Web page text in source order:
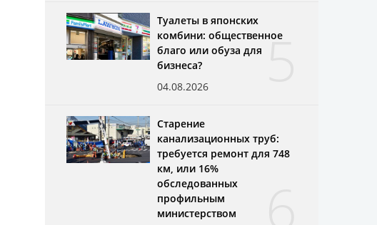
5
Туалеты в японских
комбини: общественное
благо или обуза для
бизнеса?
04.08.2026
Старение
канализационных труб:
требуется ремонт для 748
км, или 16%
обследованных
профильным
министерством